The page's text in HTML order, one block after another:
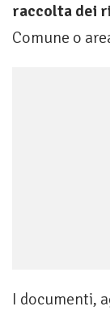
raccolta dei
Comune o
I documenti,